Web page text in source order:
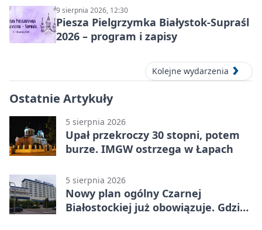
9 sierpnia 2026, 12:30
Piesza Pielgrzymka Białystok-Supraśl
2026 – program i zapisy
Kolejne wydarzenia
Ostatnie Artykuły
5 sierpnia 2026
Upał przekroczy 30 stopni, potem
burze. IMGW ostrzega w Łapach
5 sierpnia 2026
Nowy plan ogólny Czarnej
Białostockiej już obowiązuje. Gdzie